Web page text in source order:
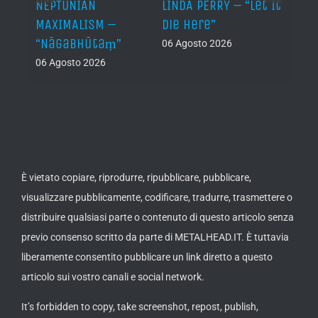
NEPTUNIAN
MAXIMALISM –
“Nāgabhūtaṃ”
06 Agosto 2026
LINDA PERRY – “Let It
Die Here”
06 Agosto 2026
È vietato copiare, riprodurre, ripubblicare, pubblicare,
visualizzare pubblicamente, codificare, tradurre, trasmettere o
distribuire qualsiasi parte o contenuto di questo articolo senza
previo consenso scritto da parte di METALHEAD.IT. È tuttavia
liberamente consentito pubblicare un link diretto a questo
articolo sui vostro canali e social network.
It’s forbidden to copy, take screenshot, repost, publish,